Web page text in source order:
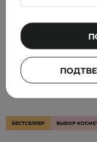
БЕСТСЕЛЛЕР ВЫБОР